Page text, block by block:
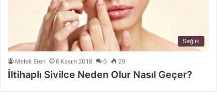
Sağlık
Melek Eren 6 Kasım 2018 0 29
İltihaplı Sivilce Neden Olur Nasıl Geçer?